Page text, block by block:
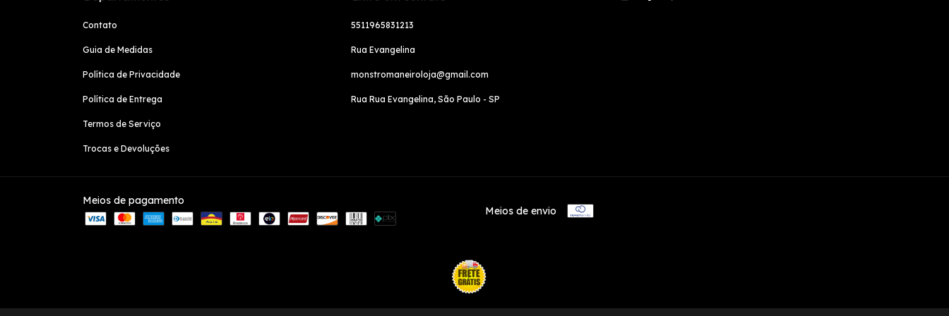
Contato
Guia de Medidas
Política de Privacidade
Política de Entrega
Termos de Serviço
Trocas e Devoluções
5511965831213
Rua Evangelina
monstromaneiroloja@gmail.com
Rua Rua Evangelina, São Paulo - SP
Meios de pagamento
Meios de envio